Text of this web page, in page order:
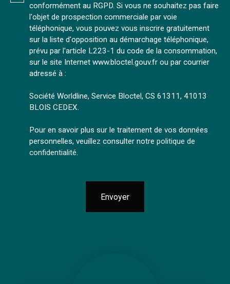
conformément au RGPD. Si vous ne souhaitez pas faire
l'objet de prospection commerciale par voie
téléphonique, vous pouvez vous inscrire gratuitement
sur la liste d'opposition au démarchage téléphonique,
prévu par l'article L223-1 du code de la consommation,
sur le site Internet www.bloctel.gouv.fr ou par courrier
adressé à :
Société Worldline, Service Bloctel, CS 61311, 41013
BLOIS CEDEX.
Pour en savoir plus sur le traitement de vos données
personnelles, veuillez consulter notre politique de
confidentialité.
Envoyer